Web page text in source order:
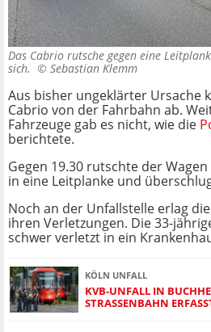
Das Cabrio rutsche gegen eine
sich. © Sebastian Klemm
Aus bisher ungeklärter Ursache
Cabrio von der Fahrbahn ab.
Fahrzeuge gab es nicht, wie die
berichtete.
Gegen 19.30 rutschte der
in eine Leitplanke und
Noch an der Unfallstelle erlag
ihren Verletzungen. Die 33-
schwer verletzt in ein
KÖLN UNFALL
KVB-UNFALL IN
TRASSENBAHN ERFASST